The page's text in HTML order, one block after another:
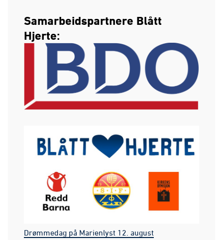
Samarbeidspartnere Blått
Hjerte:
Drømmedag på Marienlyst 12. august